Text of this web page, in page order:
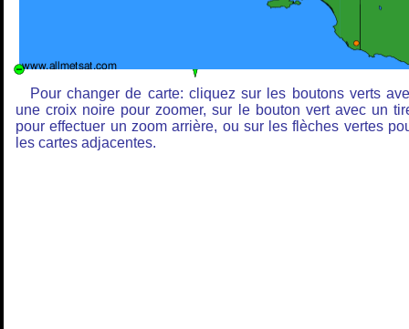
Pour changer de carte: cliquez sur les boutons verts
une croix noire pour zoomer, sur le bouton vert avec un
pour effectuer un zoom arrière, ou sur les flèches vertes
les cartes adjacentes.